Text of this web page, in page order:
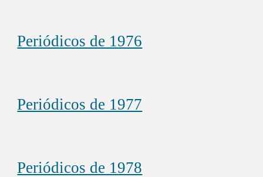
Periódicos de 1976
Periódicos de 1977
Periódicos de 1978